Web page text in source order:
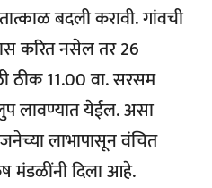
बदली करावी. गांवची
करित नसेल तर 26
ठीक 11.00 वा. सरसम
लावण्यात येईल. असा
लाभापासून वंचित
मंडळींनी दिला आहे.